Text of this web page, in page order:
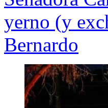
yerno (y
Bernardo